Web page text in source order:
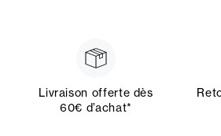
Livraison offerte dès
60€ d’achat*